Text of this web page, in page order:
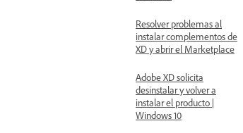
Resolver problemas al
instalar complementos de
XD y abrir el Marketplace
Adobe XD solicita
desinstalar y volver a
instalar el producto |
Windows 10